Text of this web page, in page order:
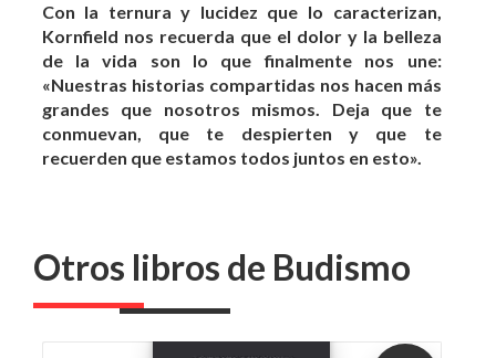
Con la ternura y lucidez que lo caracterizan,
Kornfield nos recuerda que el dolor y la belleza
de la vida son lo que finalmente nos une:
«Nuestras historias compartidas nos hacen más
grandes que nosotros mismos. Deja que te
conmuevan, que te despierten y que te
recuerden que estamos todos juntos en esto».
Otros libros de Budismo